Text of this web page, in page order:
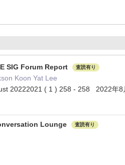
SIG Forum Report 査読有り
Koon Yat Lee
20222021 ( 1 ) 258 - 258 2022年8
Lounge 査読有り